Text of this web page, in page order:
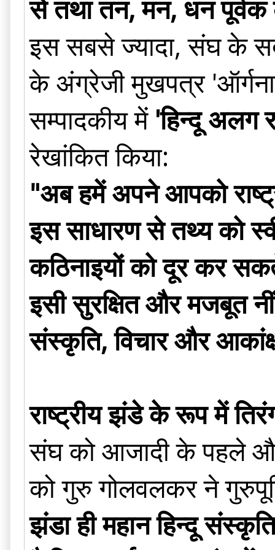
से तथा तन, मन, धन
इस सबसे ज्यादा, संघ के
के अंग्रेजी मुखपत्र
सम्पादकीय में'हिन्दू अलग
रेखांकित किया:
"अब हमें अपने आपको
इस साधारण से तथ्य को
कठिनाइयों को दूर कर
इसी सुरक्षित और मजबूत
संस्कृति, विचार और
राष्ट्रीय झंडे के रूप में
संघ को आजादी के पहले
को गुरु गोलवलकर ने
झंडा ही महान हिन्दू